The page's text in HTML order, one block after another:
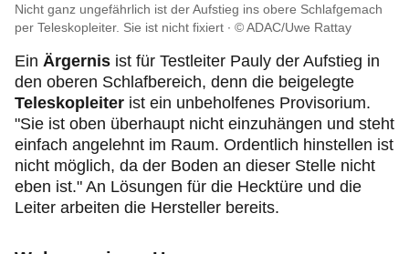
Nicht ganz ungefährlich ist der Aufstieg ins obere Schlafgemach
per Teleskopleiter. Sie ist nicht fixiert
© ADAC/Uwe Rattay
Ein Ärgernis ist für Testleiter Pauly der Aufstieg in
den oberen Schlafbereich, denn die beigelegte
Teleskopleiter ist ein unbeholfenes Provisorium.
"Sie ist oben überhaupt nicht einzuhängen und steht
einfach angelehnt im Raum. Ordentlich hinstellen ist
nicht möglich, da der Boden an dieser Stelle nicht
eben ist." An Lösungen für die Hecktüre und die
Leiter arbeiten die Hersteller bereits.